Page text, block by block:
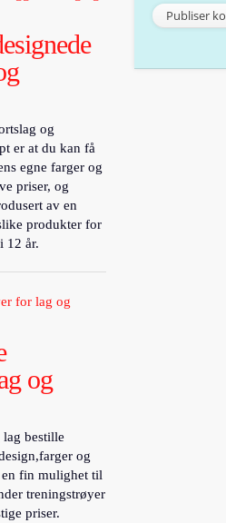
og
er at du kan få
egne farger og
priser, og
av en
produkter for
12 år.
og
bestille
og
fin mulighet til
treningstrøyer
priser.